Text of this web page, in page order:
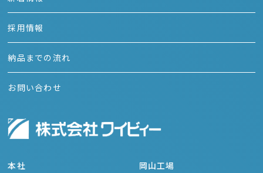
採用情報
納品までの流れ
お問い合わせ
本社
岡山工場